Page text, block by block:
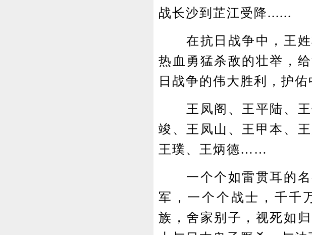
战长沙到芷江受降......
在抗日战争中，王姓
热血勇猛杀敌的壮举，
日战争的伟大胜利，护
王凤阁、王平陆、王
竣、王凤山、王甲本、
王璞、王炳德……
一个个如雷贯耳的名
军，一个个战士，千千
族，舍家别子，视死如